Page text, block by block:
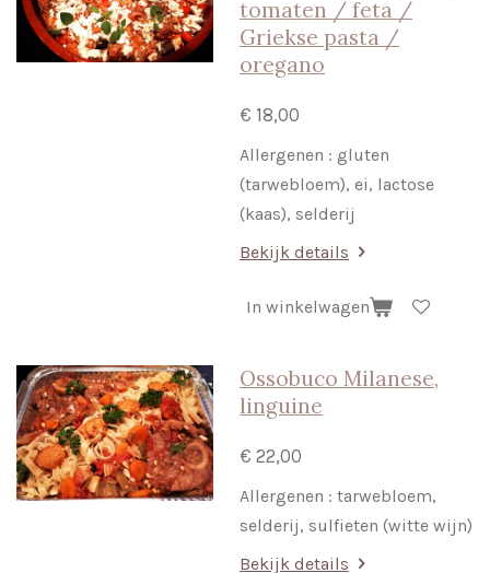
tomaten / feta /
Griekse pasta /
oregano
€ 18,00
Allergenen : gluten
(tarwebloem), ei, lactose
(kaas), selderij
Bekijk details
In winkelwagen
Ossobuco Milanese,
linguine
€ 22,00
Allergenen : tarwebloem,
selderij, sulfieten (witte wijn)
Bekijk details